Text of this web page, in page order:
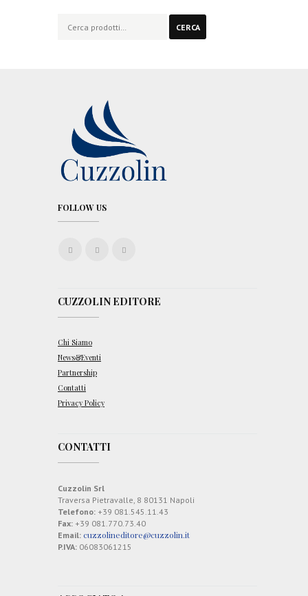
CERCA
FOLLOW US
CUZZOLIN EDITORE
Chi Siamo
News&Eventi
Partnership
Contatti
Privacy Policy
CONTATTI
Cuzzolin Srl
Traversa Pietravalle, 8 80131 Napoli
Telefono: +39 081.545.11.43
Fax: +39 081.770.73.40
Email: cuzzolineditore@cuzzolin.it
P.IVA: 06083061215